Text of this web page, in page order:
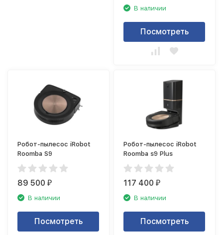
В наличии
Посмотреть
Робот-пылесос iRobot
Roomba S9
89 500₽
В наличии
Посмотреть
Робот-пылесос iRobot
Roomba s9 Plus
117 400₽
В наличии
Посмотреть